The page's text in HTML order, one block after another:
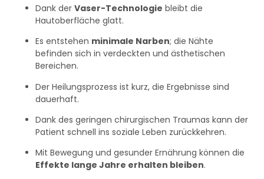
Dank der Vaser-Technologie bleibt die
Hautoberfläche glatt.
Es entstehen minimale Narben; die Nähte
befinden sich in verdeckten und ästhetischen
Bereichen.
Der Heilungsprozess ist kurz, die Ergebnisse sind
dauerhaft.
Dank des geringen chirurgischen Traumas kann der
Patient schnell ins soziale Leben zurückkehren.
Mit Bewegung und gesunder Ernährung können die
Effekte lange Jahre erhalten bleiben.